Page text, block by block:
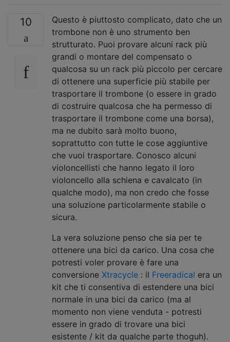
10
Questo è piuttosto complicato, dato che un
trombone non è uno strumento ben
strutturato. Puoi provare alcuni rack più
grandi o montare del compensato o
qualcosa su un rack più piccolo per cercare
di ottenere una superficie più stabile per
trasportare il trombone (o essere in grado
di costruire qualcosa che ha permesso di
trasportare il trombone come una borsa),
ma ne dubito sarà molto buono,
soprattutto con tutte le cose aggiuntive
che vuoi trasportare. Conosco alcuni
violoncellisti che hanno legato il loro
violoncello alla schiena e cavalcato (in
qualche modo), ma non credo che fosse
una soluzione particolarmente stabile o
sicura.
La vera soluzione penso che sia per te
ottenere una bici da carico. Una cosa che
potresti voler provare è fare una
conversione Xtracycle : il Freeradical era un
kit che ti consentiva di estendere una bici
normale in una bici da carico (ma al
momento non viene venduta - potresti
essere in grado di trovare una bici
esistente / kit da qualche parte thoguh).